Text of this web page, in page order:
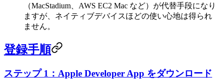
（MacStadium、AWS EC2 Mac など）が代替手段になり
ますが、ネイティブデバイスほどの使い心地は得られ
ません。
登録手順
ステップ 1：Apple Developer App をダウンロード